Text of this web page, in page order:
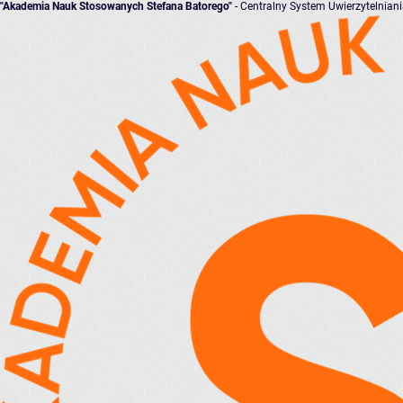
"Akademia Nauk Stosowanych Stefana Batorego" - Centralny System